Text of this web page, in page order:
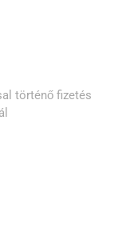
történő fizetés